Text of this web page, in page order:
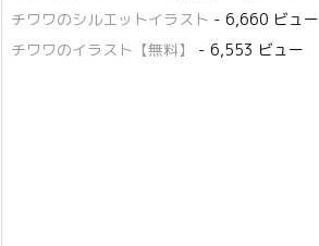
チワワのシルエットイラスト - 6,660 ビュー
チワワのイラスト【無料】
- 6,553 ビュー